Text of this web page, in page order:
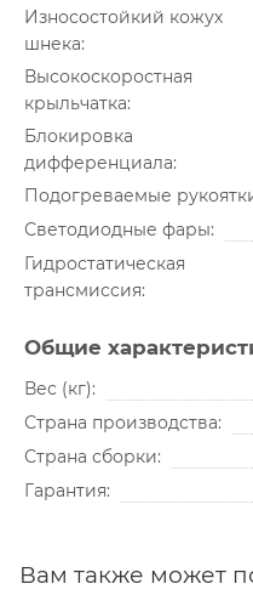
Износостойкий кожух
шнека
Высокоскоростная
крыльчатка
Блокировка
дифференциала
Подогреваемые
Светодиодные фары
Гидростатическая
трансмиссия
Общие
Вес (кг)
Страна производства
Страна сборки
Гарантия
Вам также может